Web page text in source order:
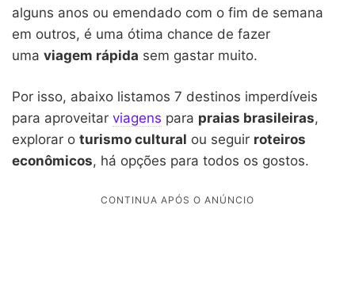
alguns anos ou emendado com o fim de semana
em outros, é uma ótima chance de fazer
uma viagem rápida sem gastar muito.
Por isso, abaixo listamos 7 destinos imperdíveis
para aproveitar viagens para praias brasileiras,
explorar o turismo cultural ou seguir roteiros
econômicos, há opções para todos os gostos.